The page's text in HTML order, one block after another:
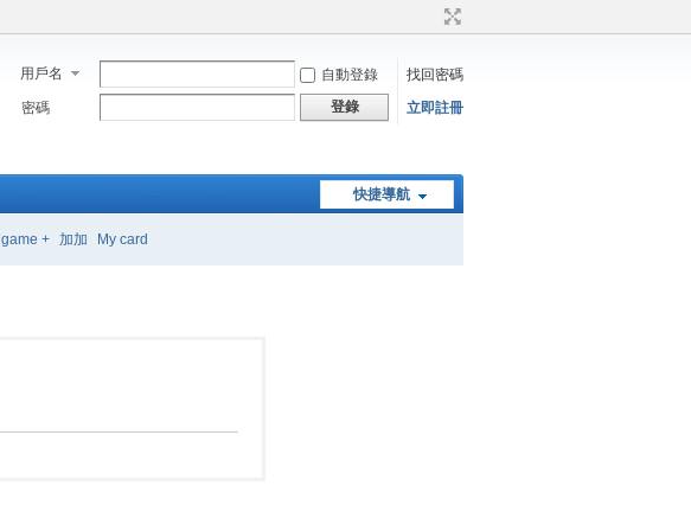
用戶名 自動登錄
找回密碼
密碼
登錄 立即註冊
快捷導航
game + 加加 My card